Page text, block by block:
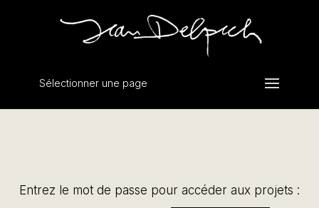
Sélectionner une page
Entrez le mot de passe pour accéder aux projets :